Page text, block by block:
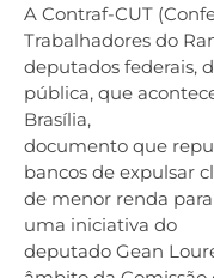
A Contraf-CUT
Trabalhadores do
deputados federais,
pública, que
Brasília,
documento que
bancos de expulsar
de menor renda
uma iniciativa do
deputado Gean